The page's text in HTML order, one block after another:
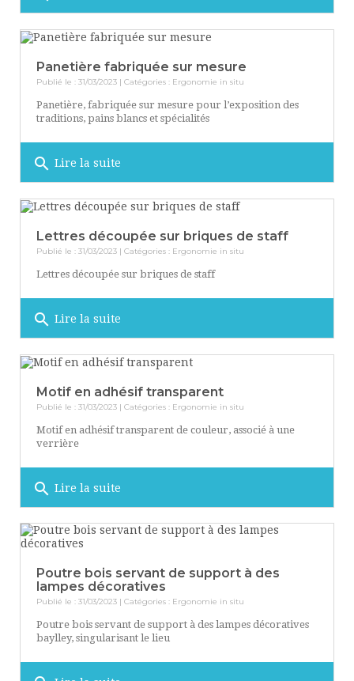
Panetière fabriquée sur mesure
Publié le : 31/03/2023 | Catégories : Ergonomie in situ
Panetière, fabriquée sur mesure pour l’exposition des
traditions, pains blancs et spécialités
search Lire la suite
Lettres découpée sur briques de staff
Publié le : 31/03/2023 | Catégories : Ergonomie in situ
Lettres découpée sur briques de staff
search Lire la suite
Motif en adhésif transparent
Publié le : 31/03/2023 | Catégories : Ergonomie in situ
Motif en adhésif transparent de couleur, associé à une
verrière
search Lire la suite
Poutre bois servant de support à des
lampes décoratives
Publié le : 31/03/2023 | Catégories : Ergonomie in situ
Poutre bois servant de support à des lampes décoratives
baylley, singularisant le lieu